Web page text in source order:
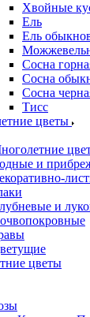
Хвойные
Ель
Ель
Сосна
Сосна
Сосна
Тисс
цветы
и
и
цветы